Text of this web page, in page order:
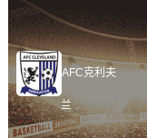
AFC克利夫
兰